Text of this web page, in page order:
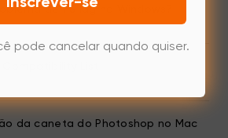
de PS lag no Windows?
List
da caneta do Photoshop no Mac
Inscrever-se
pode cancelar quando quiser.